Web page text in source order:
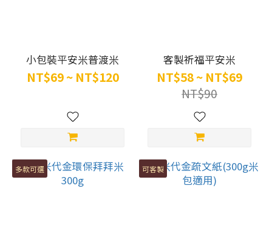
小包裝平安米普渡米
NT$69 ~ NT$120
客製祈福平安米
NT$58 ~ NT$69
NT$90
多款可選 可客製